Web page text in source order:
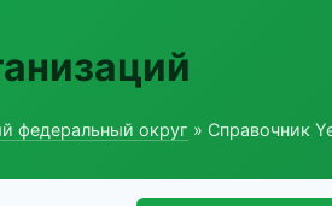
федеральный округ » Справочник